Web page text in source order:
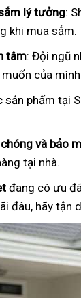
lý tưởng:
khi mua sắm.
tâm: Đội ngũ
của
sản phẩm tại
và bảo
tại nhà.
đang có ưu
đâu, hãy tận